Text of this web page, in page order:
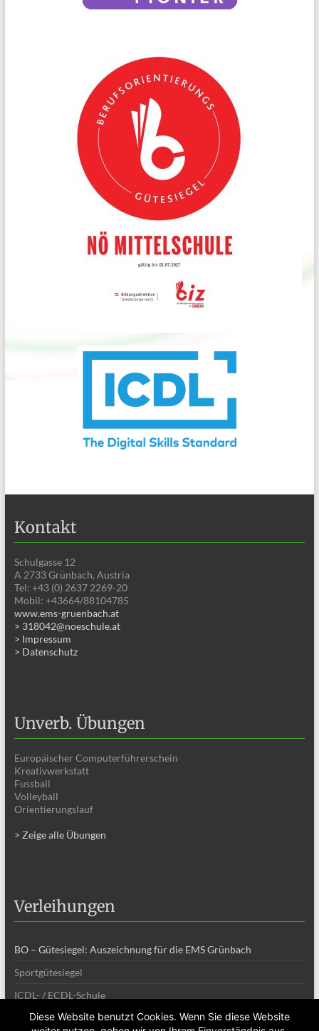
Kontakt
Schulgasse 12
A 2733 Grünbach, Austria
Tel: +43 (0) 2637 2269-20
Mobil: +43664/88104785
www.ems-gruenbach.at
> 318042@noeschule.at
> Impressum
> Datenschutz
Unverb. Übungen
Europäischer Computerführerschein
Kreativwerkstatt
Fussball
Volleyball
Orientierungslauf
> Zeige alle Übungen
Verleihungen
BO – Gütesiegel: Auszeichnung für die EMS Grünbach
Sportgütesiegel
ICDL- / ECDL-Schule
Diese Website benutzt Cookies. Wenn Sie diese Website